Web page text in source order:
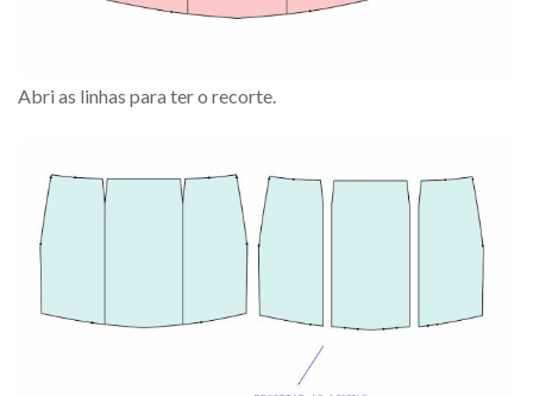
Abri as linhas para ter o recorte.